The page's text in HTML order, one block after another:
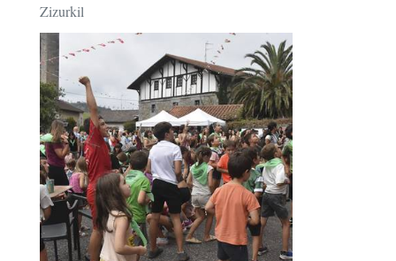
Zizurkil